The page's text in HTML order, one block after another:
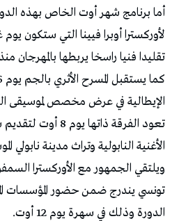
أما برنامج شهر أوت الخاص بهذه
لأوركسترا أوبرا فيينا التي ستكون
تقليدا فنيا راسخا يربطها بالمهرجان
الإيطالية في عرض مخصص لموسيقى
تعود الفرقة ذاتها
الأغنية النابولية وتراث مدينة نابولي
ويلتقي الجمهور مع الأوركسترا
تونسي يندرج ضمن حضور المؤسسات
الدورة وذلك في سهرة يوم 12 أوت.